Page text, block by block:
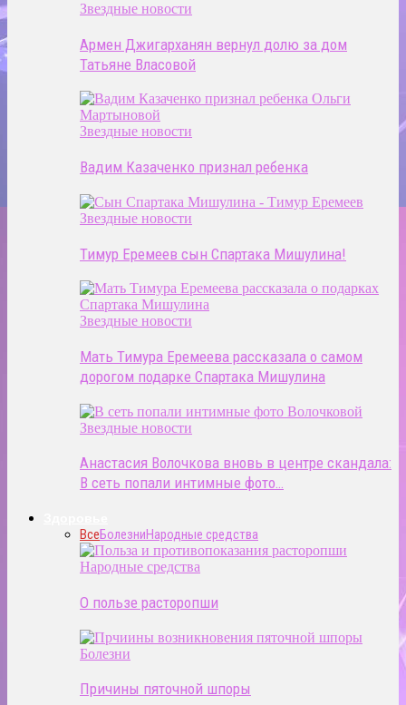
Звездные новости
Армен Джигарханян вернул долю за дом
Татьяне Власовой
Звездные новости
Вадим Казаченко признал ребенка
Звездные новости
Тимур Еремеев сын Спартака Мишулина!
Звездные новости
Мать Тимура Еремеева рассказала о самом
дорогом подарке Спартака Мишулина
Звездные новости
Анастасия Волочкова вновь в центре скандала:
В сеть попали интимные фото…
ВсеБолезниНародные средства
Народные средства
О пользе расторопши
Болезни
Причины пяточной шпоры